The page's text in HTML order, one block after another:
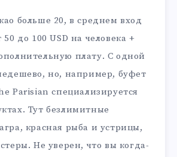
больше 20, в среднем вход
до 100 USD на человека +
плату. С одной
но, например, буфет
Parisian специализируется
Тут безлимитные
красная рыба и устрицы,
Не уверен, что вы когда-